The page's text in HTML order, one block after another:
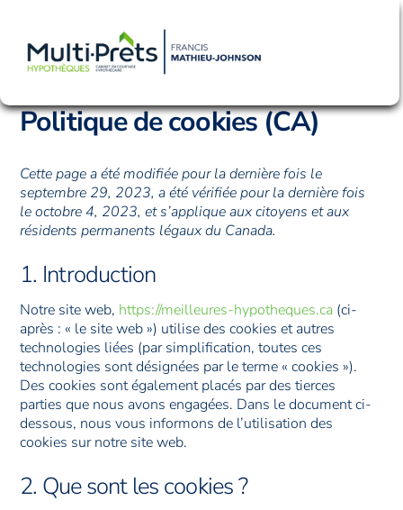
content
Politique de cookies (CA)
Cette page a été modifiée pour la dernière fois le
septembre 29, 2023, a été vérifiée pour la dernière fois
le octobre 4, 2023, et s’applique aux citoyens et aux
résidents permanents légaux du Canada.
1. Introduction
Notre site web, https://meilleures-hypotheques.ca (ci-
après : « le site web ») utilise des cookies et autres
technologies liées (par simplification, toutes ces
technologies sont désignées par le terme « cookies »).
Des cookies sont également placés par des tierces
parties que nous avons engagées. Dans le document ci-
dessous, nous vous informons de l’utilisation des
cookies sur notre site web.
2. Que sont les cookies ?